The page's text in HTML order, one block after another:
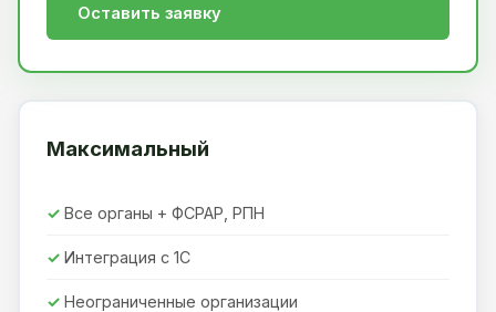
Оставить заявку
Максимальный
Все органы + ФСРАР, РПН
Интеграция с 1С
Неограниченные организации